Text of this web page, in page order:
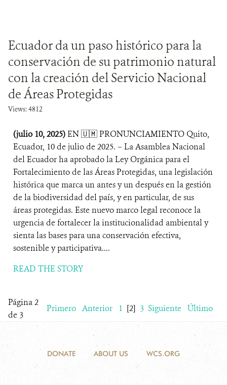
Ecuador da un paso histórico para la
conservación de su patrimonio natural
con la creación del Servicio Nacional
de Áreas Protegidas
Views: 4812
(julio 10, 2025)EN 🇺🇲 PRONUNCIAMIENTO Quito,
Ecuador, 10 de julio de 2025. – La Asamblea Nacional
del Ecuador ha aprobado la Ley Orgánica para el
Fortalecimiento de las Áreas Protegidas, una legislación
histórica que marca un antes y un después en la gestión
de la biodiversidad del país, y en particular, de sus
áreas protegidas. Este nuevo marco legal reconoce la
urgencia de fortalecer la institucionalidad ambiental y
sienta las bases para una conservación efectiva,
sostenible y participativa....
READ THE STORY
Página 2
de 3
Primero Anterior 1 [2] 3 Siguiente Último
DONATE ABOUT US WCS.ORG